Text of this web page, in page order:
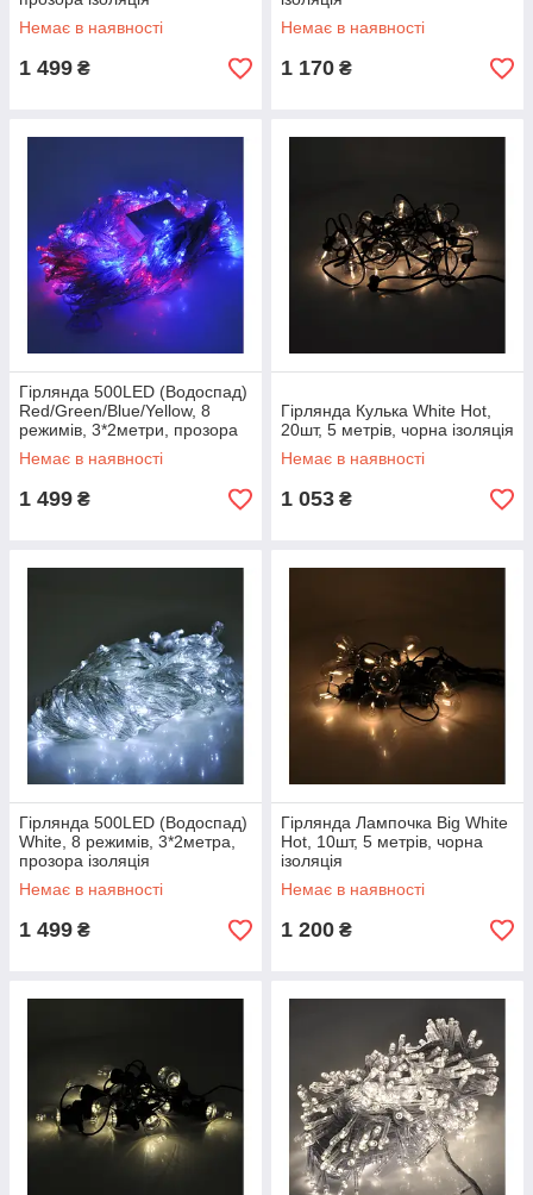
Немає в наявності
1 499 ₴
Немає в наявності
1 170 ₴
Гірлянда 500LED (Водоспад)
Red/Green/Blue/Yellow, 8
режимів, 3*2метри, прозора
ізоляція
Немає в наявності
1 499 ₴
Гірлянда Кулька White Hot,
20шт, 5 метрів, чорна ізоляція
Немає в наявності
1 053 ₴
Гірлянда 500LED (Водоспад)
White, 8 режимів, 3*2метра,
прозора ізоляція
Немає в наявності
1 499 ₴
Гірлянда Лампочка Big White
Hot, 10шт, 5 метрів, чорна
ізоляція
Немає в наявності
1 200 ₴